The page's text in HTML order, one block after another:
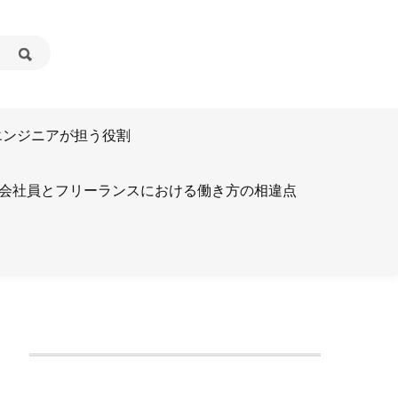
ジニアが担う役割
社員とフリーランスにおける働き方の相違点